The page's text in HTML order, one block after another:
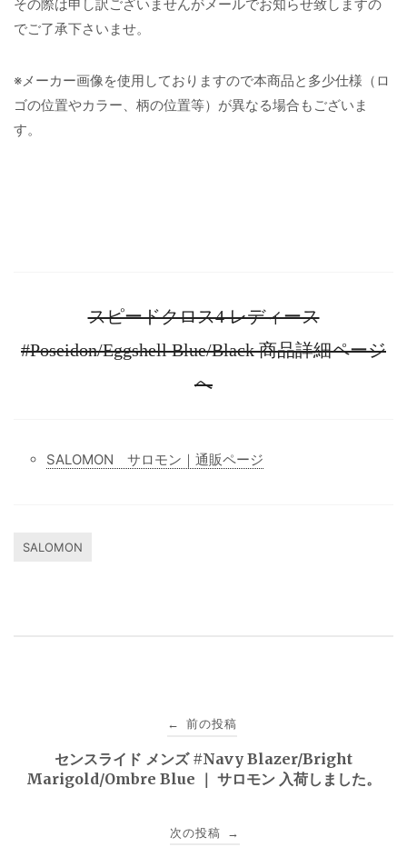
その際は申し訳ございませんがメールでお知らせ致しますの
でご了承下さいませ。
※メーカー画像を使用しておりますので本商品と多少仕様（ロ
ゴの位置やカラー、柄の位置等）が異なる場合もございま
す。
スピードクロス4 レディース
#Poseidon/Eggshell Blue/Black 商品詳細ページ
へ
SALOMON サロモン｜通販ページ
SALOMON
ナ
← 前の投稿
センスライド メンズ #Navy Blazer/Bright
Marigold/Ombre Blue ｜ サロモン 入荷しました。
次の投稿 →